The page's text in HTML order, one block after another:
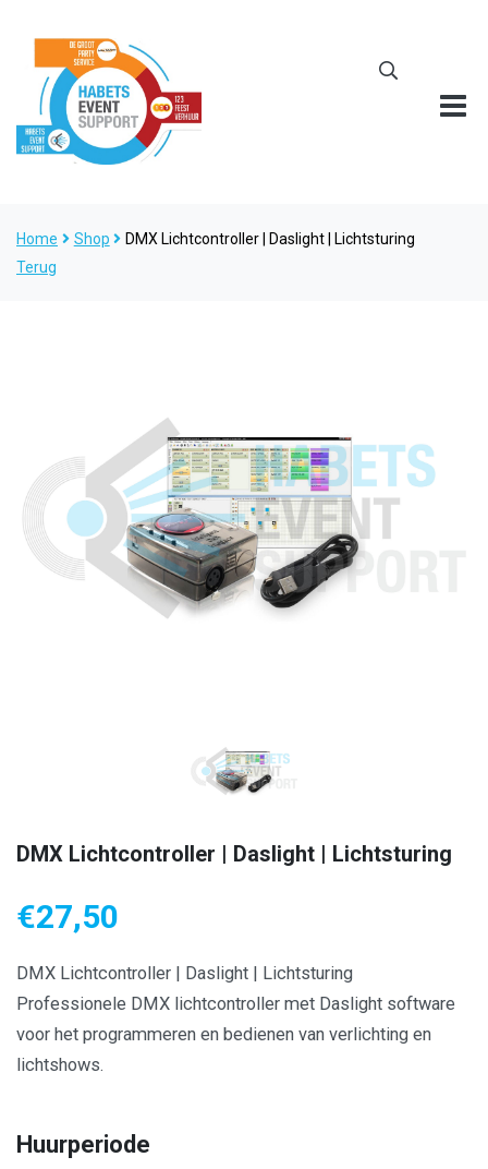
Home Shop
DMX Lichtcontroller | Daslight | Lichtsturing
Terug
DMX Lichtcontroller | Daslight | Lichtsturing
€27,50
DMX Lichtcontroller | Daslight | Lichtsturing
Professionele DMX lichtcontroller met Daslight software
voor het programmeren en bedienen van verlichting en
lichtshows.
Huurperiode